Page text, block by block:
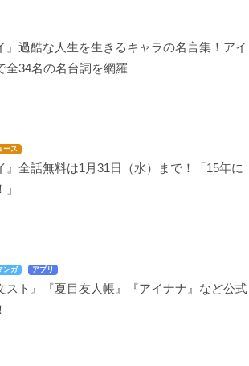
』過酷な人生を生きるキャラの名言集！アイ
全34名の名台詞を網羅
ース
』全話無料は1月31日（水）まで！「15年に
ンガ アプリ
スト』『夏目友人帳』『アイナナ』など公式